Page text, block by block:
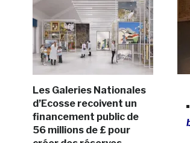
Les Galeries Nationales
d’Ecosse recoivent un
financement public de
56 millions de £ pour